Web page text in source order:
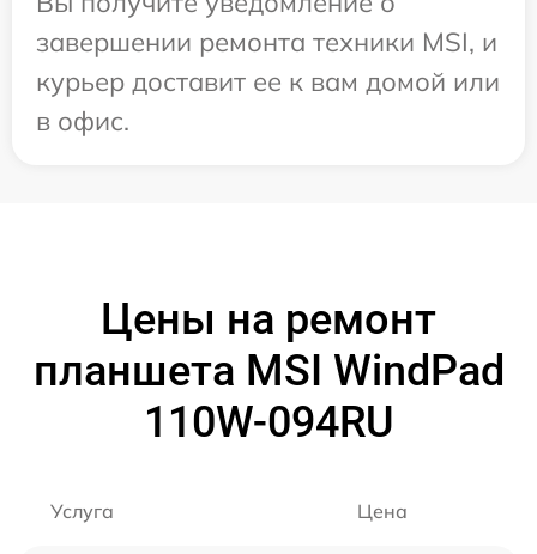
завершении ремонта техники MSI, и
курьер доставит ее к вам домой или
в офис.
Цены на ремонт
планшета MSI WindPad
110W-094RU
Услуга Цена